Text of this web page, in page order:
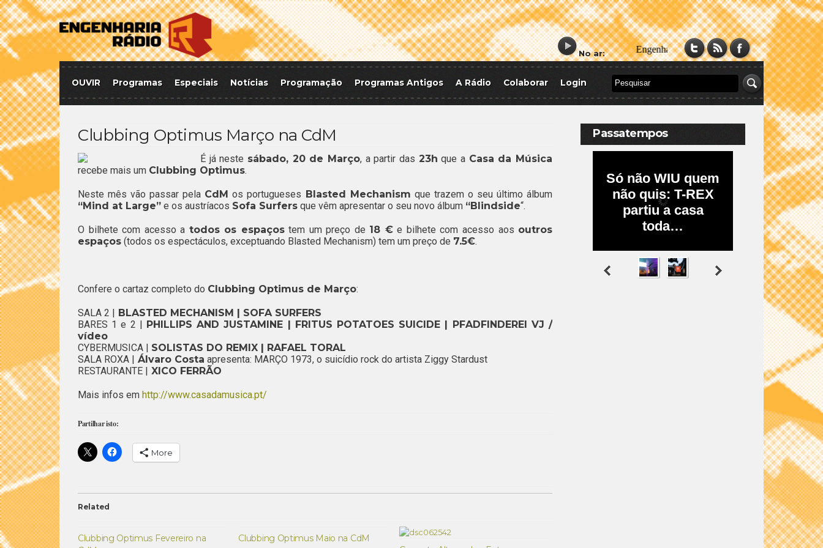
No ar:
OUVIR Programas Especiais Notícias Programação Programas Antigos A Rádio Colaborar Login
Clubbing Optimus Março na CdM
É já neste sábado, 20 de Março, a partir das 23h que a Casa da Música
recebe mais um Clubbing Optimus.
Neste mês vão passar pela CdM os portugueses Blasted Mechanism que trazem o seu último álbum
“Mind at Large” e os austríacos Sofa Surfers que vêm apresentar o seu novo álbum “Blindside“.
O bilhete com acesso a todos os espaçostem um preço de 18 €e bilhete com acesso aos outros
espaços (todos os espectáculos, exceptuando Blasted Mechanism) tem um preço de 7.5€.
Confere o cartaz completo do Clubbing Optimus de Março:
SALA 2 | BLASTED MECHANISM | SOFA SURFERS
BARES 1 e 2 | PHILLIPS AND JUSTAMINE | FRITUS POTATOES SUICIDE | PFADFINDEREI VJ /
vídeo
CYBERMUSICA | SOLISTAS DO REMIX | RAFAEL TORAL
SALA ROXA | Álvaro Costa apresenta: MARÇO 1973, o suicídio rock do artista Ziggy Stardust
RESTAURANTE | XICO FERRÃO
Mais infos em http://www.casadamusica.pt/
Partilhar isto:
More
Related
Clubbing Optimus Fevereiro na
Clubbing Optimus Maio na CdM
Passatempos